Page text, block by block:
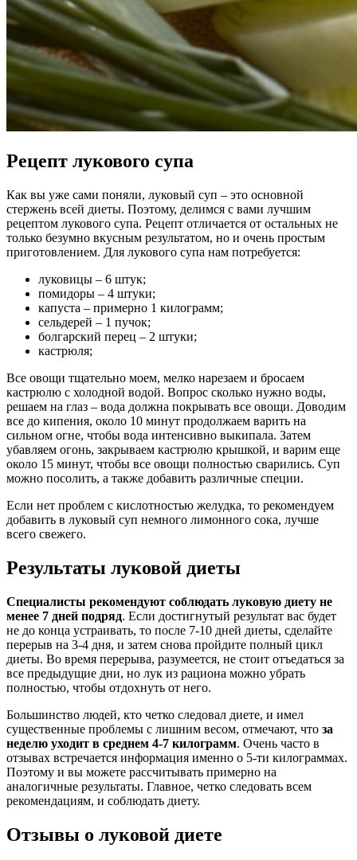
Рецепт лукового супа
Как вы уже сами поняли, луковый суп – это основной
стержень всей диеты. Поэтому, делимся с вами лучшим
рецептом лукового супа. Рецепт отличается от остальных не
только безумно вкусным результатом, но и очень простым
приготовлением. Для лукового супа нам потребуется:
луковицы – 6 штук;
помидоры – 4 штуки;
капуста – примерно 1 килограмм;
сельдерей – 1 пучок;
болгарский перец – 2 штуки;
кастрюля;
Все овощи тщательно моем, мелко нарезаем и бросаем
кастрюлю с холодной водой. Вопрос сколько нужно воды,
решаем на глаз – вода должна покрывать все овощи. Доводим
все до кипения, около 10 минут продолжаем варить на
сильном огне, чтобы вода интенсивно выкипала. Затем
убавляем огонь, закрываем кастрюлю крышкой, и варим еще
около 15 минут, чтобы все овощи полностью сварились. Суп
можно посолить, а также добавить различные специи.
Если нет проблем с кислотностью желудка, то рекомендуем
добавить в луковый суп немного лимонного сока, лучше
всего свежего.
Результаты луковой диеты
Специалисты рекомендуют соблюдать луковую диету не
менее 7 дней подряд. Если достигнутый результат вас будет
не до конца устраивать, то после 7-10 дней диеты, сделайте
перерыв на 3-4 дня, и затем снова пройдите полный цикл
диеты. Во время перерыва, разумеется, не стоит отъедаться за
все предыдущие дни, но лук из рациона можно убрать
полностью, чтобы отдохнуть от него.
Большинство людей, кто четко следовал диете, и имел
существенные проблемы с лишним весом, отмечают, что за
неделю уходит в среднем 4-7 килограмм. Очень часто в
отзывах встречается информация именно о 5-ти килограммах.
Поэтому и вы можете рассчитывать примерно на
аналогичные результаты. Главное, четко следовать всем
рекомендациям, и соблюдать диету.
Отзывы о луковой диете